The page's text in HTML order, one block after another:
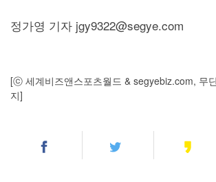
정가영 기자 jgy9322@segye.com
[ⓒ 세계비즈앤스포츠월드 & segyebiz.com, 무
지]